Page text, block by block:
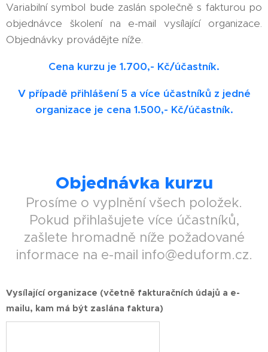
Variabilní symbol bude zaslán společně s fakturou po
objednávce školení na e-mail vysílající organizace.
Objednávky provádějte níže.
Cena kurzu je 1.700,- Kč/účastník.
V případě přihlášení 5 a více účastníků z jedné
organizace je cena 1.500,- Kč/účastník.
Objednávka kurzu
Prosíme o vyplnění všech položek.
Pokud přihlašujete více účastníků,
zašlete hromadně níže požadované
informace na e-mail info@eduform.cz.
Vysílající organizace (včetně fakturačních údajů a e-
mailu, kam má být zaslána faktura)